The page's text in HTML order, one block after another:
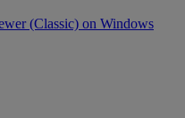
(Classic) on Windows